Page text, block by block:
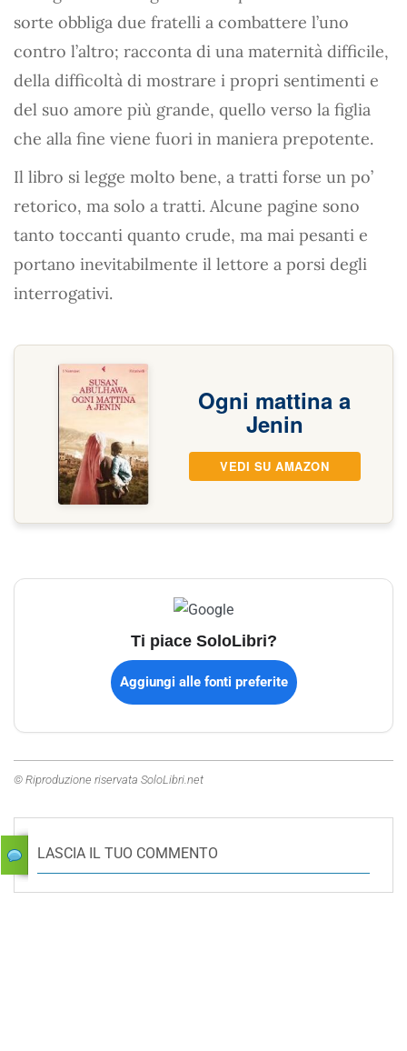
sorte obbliga due fratelli a combattere l’uno
contro l’altro; racconta di una maternità difficile,
della difficoltà di mostrare i propri sentimenti e
del suo amore più grande, quello verso la figlia
che alla fine viene fuori in maniera prepotente.
Il libro si legge molto bene, a tratti forse un po’
retorico, ma solo a tratti. Alcune pagine sono
tanto toccanti quanto crude, ma mai pesanti e
portano inevitabilmente il lettore a porsi degli
interrogativi.
Ogni mattina a
Jenin
VEDI SU AMAZON
Ti piace SoloLibri?
Aggiungi alle fonti preferite
© Riproduzione riservata SoloLibri.net
LASCIA IL TUO COMMENTO